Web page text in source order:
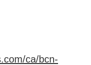
ca/bcn-